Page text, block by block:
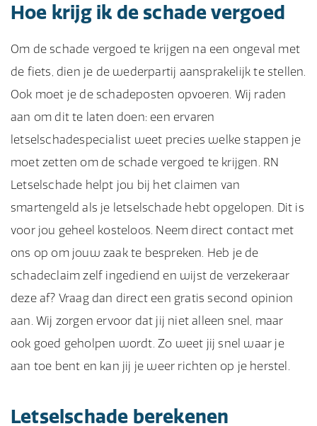
Hoe krijg ik de schade vergoed
Om de schade vergoed te krijgen na een ongeval met
de fiets, dien je de wederpartij aansprakelijk te stellen.
Ook moet je de schadeposten opvoeren. Wij raden
aan om dit te laten doen: een ervaren
letselschadespecialist weet precies welke stappen je
moet zetten om de schade vergoed te krijgen. RN
Letselschade helpt jou bij het claimen van
smartengeld als je letselschade hebt opgelopen. Dit is
voor jou geheel kosteloos. Neem direct contact met
ons op om jouw zaak te bespreken. Heb je de
schadeclaim zelf ingediend en wijst de verzekeraar
deze af? Vraag dan direct een gratis second opinion
aan. Wij zorgen ervoor dat jij niet alleen snel, maar
ook goed geholpen wordt. Zo weet jij snel waar je
aan toe bent en kan jij je weer richten op je herstel.
Letselschade berekenen